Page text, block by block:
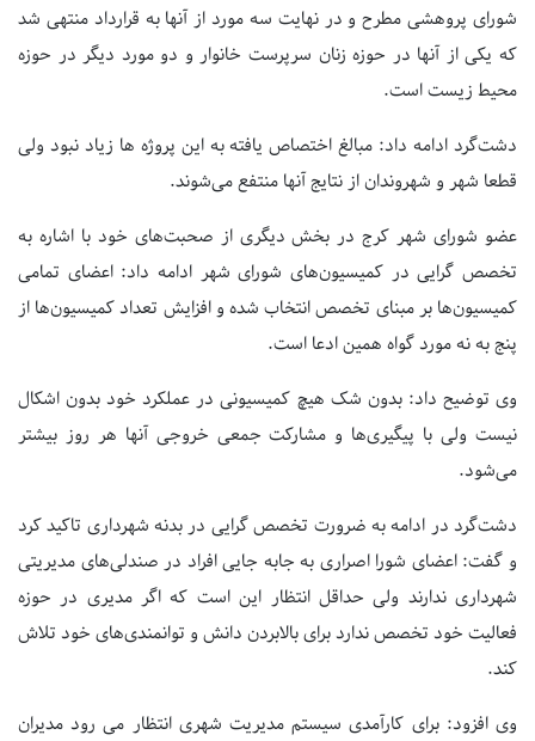
شورای پروهشی مطرح و در نهایت سه مورد از آنها به قرارداد منتهی شد
که یکی از آنها در حوزه زنان سرپرست خانوار و دو مورد دیگر در حوزه
محیط زیست است.
دشت‌گرد ادامه داد: مبالغ اختصاص یافته به این پروژه ها زیاد نبود ولی
قطعا شهر و شهروندان از نتایج آنها منتفع می‌شوند.
عضو شورای شهر کرج در بخش دیگری از صحبت‌های خود با اشاره به
تخصص گرایی در کمیسیون‌های شورای شهر ادامه داد: اعضای تمامی
کمیسیون‌ها بر مبنای تخصص انتخاب شده و افزایش تعداد کمیسیون‌ها از
پنج به نه مورد گواه همین ادعا است.
وی توضیح داد: بدون شک هیچ کمیسیونی در عملکرد خود بدون اشکال
نیست ولی با پیگیری‌ها و مشارکت جمعی خروجی آنها هر روز بیشتر
می‌شود.
دشت‌گرد در ادامه به ضرورت تخصص گرایی در بدنه شهرداری تاکید کرد
و گفت: اعضای شورا اصراری به جابه جایی افراد در صندلی‌های مدیریتی
شهرداری ندارند ولی حداقل انتظار این است که اگر مدیری در حوزه
فعالیت خود تخصص ندارد برای بالابردن دانش و توانمندی‌های خود تلاش
کند.
وی افزود: برای کارآمدی سیستم مدیریت شهری انتظار می رود مدیران